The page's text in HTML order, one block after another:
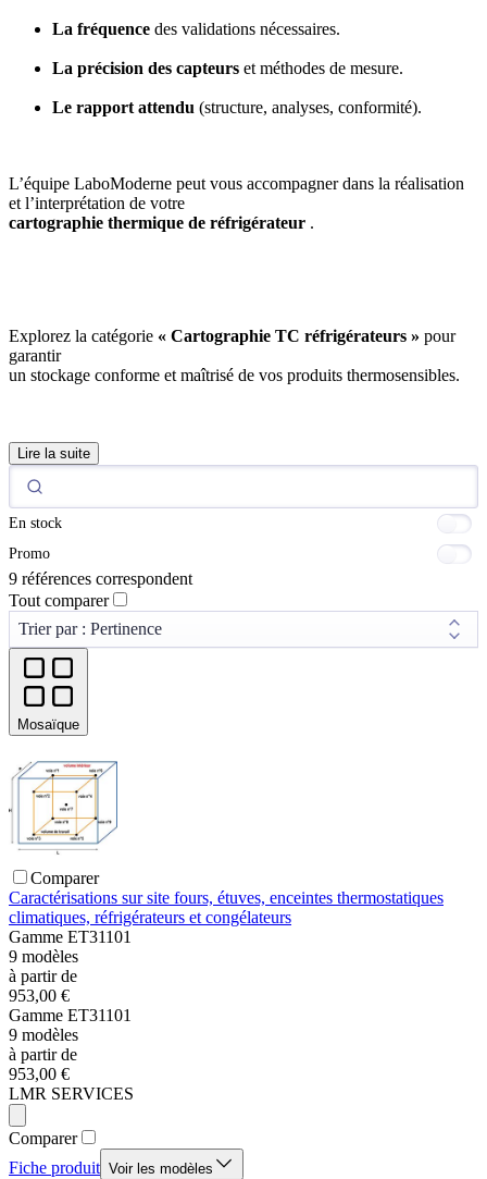
La fréquence des validations nécessaires.
La précision des capteurs et méthodes de mesure.
Le rapport attendu (structure, analyses, conformité).
L’équipe LaboModerne peut vous accompagner dans la réalisation
et l’interprétation de votre
cartographie thermique de réfrigérateur .
Explorez la catégorie « Cartographie TC réfrigérateurs » pour
garantir
un stockage conforme et maîtrisé de vos produits thermosensibles.
Lire la suite
En stock
Promo
9 références correspondent
Tout comparer
Mosaïque
Comparer
Caractérisations sur site fours, étuves, enceintes thermostatiques
climatiques, réfrigérateurs et congélateurs
Gamme ET31101
9 modèles
à partir de
953,00 €
Gamme ET31101
9 modèles
à partir de
953,00 €
LMR SERVICES
Comparer
Fiche produit Voir les modèles